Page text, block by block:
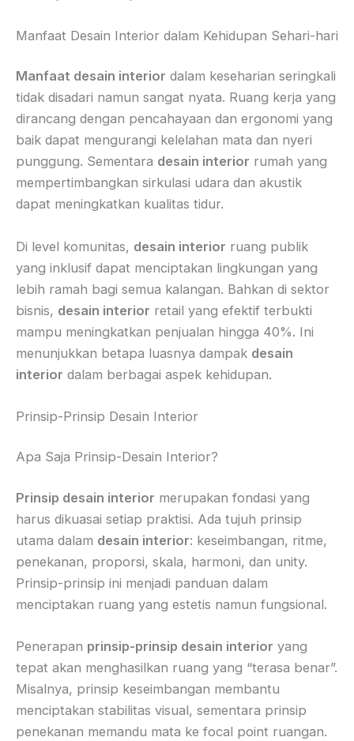
Manfaat Desain Interior dalam Kehidupan Sehari-hari
Manfaat desain interior dalam keseharian seringkali
tidak disadari namun sangat nyata. Ruang kerja yang
dirancang dengan pencahayaan dan ergonomi yang
baik dapat mengurangi kelelahan mata dan nyeri
punggung. Sementara desain interior rumah yang
mempertimbangkan sirkulasi udara dan akustik
dapat meningkatkan kualitas tidur.
Di level komunitas, desain interior ruang publik
yang inklusif dapat menciptakan lingkungan yang
lebih ramah bagi semua kalangan. Bahkan di sektor
bisnis, desain interior retail yang efektif terbukti
mampu meningkatkan penjualan hingga 40%. Ini
menunjukkan betapa luasnya dampak desain
interior dalam berbagai aspek kehidupan.
Prinsip-Prinsip Desain Interior
Apa Saja Prinsip-Desain Interior?
Prinsip desain interior merupakan fondasi yang
harus dikuasai setiap praktisi. Ada tujuh prinsip
utama dalam desain interior: keseimbangan, ritme,
penekanan, proporsi, skala, harmoni, dan unity.
Prinsip-prinsip ini menjadi panduan dalam
menciptakan ruang yang estetis namun fungsional.
Penerapan prinsip-prinsip desain interior yang
tepat akan menghasilkan ruang yang “terasa benar”.
Misalnya, prinsip keseimbangan membantu
menciptakan stabilitas visual, sementara prinsip
penekanan memandu mata ke focal point ruangan.